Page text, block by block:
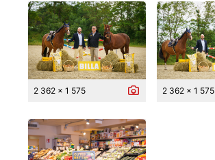
2 362 x 1 575 2 362 x 1 575